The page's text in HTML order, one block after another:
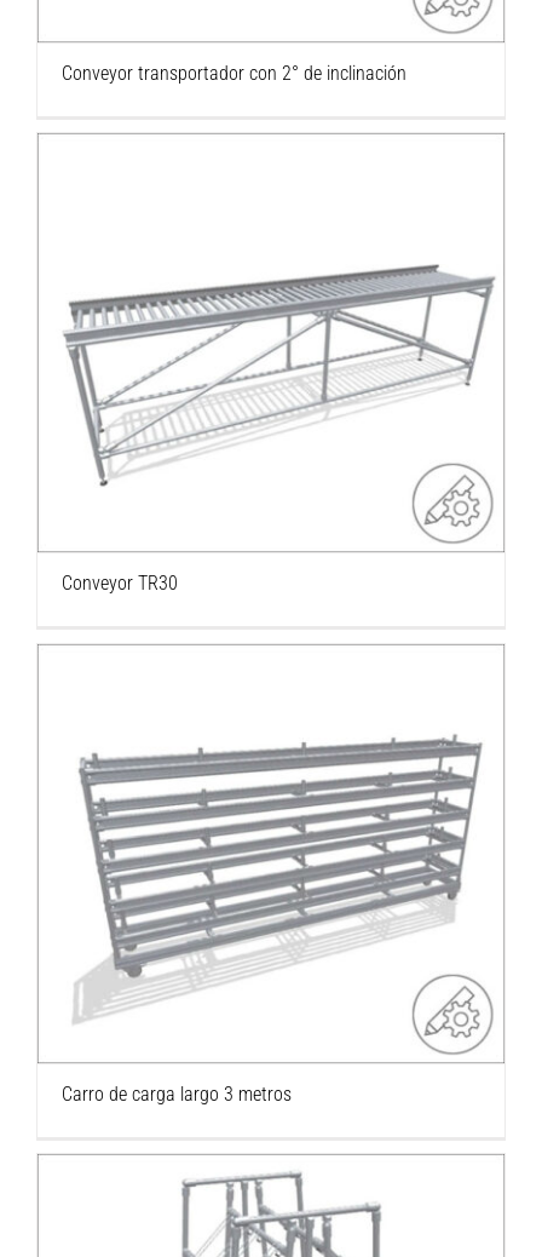
Conveyor transportador con 2° de inclinación
Conveyor TR30
Conveyor TR30
Carro de carga largo 3 metros
Carro de carga largo 3 metros